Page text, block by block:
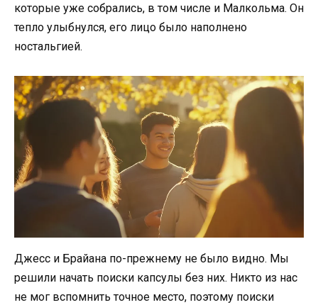
которые уже собрались, в том числе и Малкольма. Он
тепло улыбнулся, его лицо было наполнено
ностальгией.
Джесс и Брайана по-прежнему не было видно. Мы
решили начать поиски капсулы без них. Никто из нас
не мог вспомнить точное место, поэтому поиски